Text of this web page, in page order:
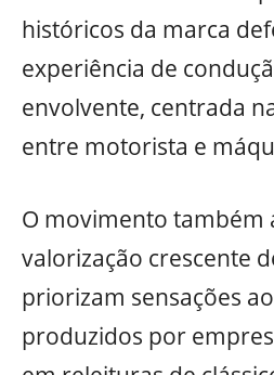
históricos da marca
experiência de
envolvente, centrada
entre motorista e
O movimento também
valorização crescente
priorizam sensações
produzidos por